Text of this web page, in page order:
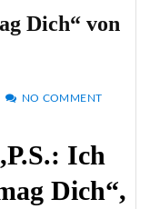
Dich“ von
NO COMMENT
Ich
Dich“,